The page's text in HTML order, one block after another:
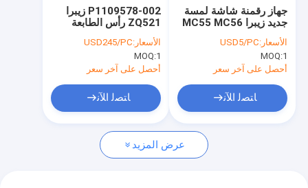
اتصل بنا
أخبار
طلب اقتباس
حاسوب زيبرا المحمول
P1109578-002 زيبرا
ZQ521 رأس الطابعة
للماركات المحمولة
الأسعار:USD245/PC
MOQ:1
أحصل على آخر سعر
ﺎﺘﺼﻟ ﺍﻶﻧ
جهاز رقمنة شاشة لمسة
جديد زيبرا MC55 MC56
MC57
الأسعار:USD5/PC
MOQ:1
أحصل على آخر سعر
ﺎﺘﺼﻟ ﺍﻶﻧ
عرض المزيد